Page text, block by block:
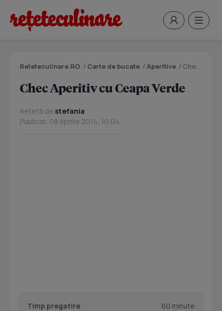
Reteteculinare.RO / Carte de bucate / Aperitive / Chec Aperitiv cu Ceapa Verde
Chec Aperitiv cu Ceapa Verde
Rețetă de stefania
Publicat: 08 Aprilie 2014, 10:04
Timp pregatire
60 minute